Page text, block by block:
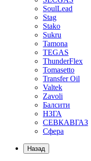
SoulLead
Stag
Stako
Sukru
Tamona
TEGAS
ThunderFlex
Tomasetto
Transfer Oil
Valtek
Zavoli
Балсити
НЗГА
СЕВКАВГАЗ
Сфера
Назад